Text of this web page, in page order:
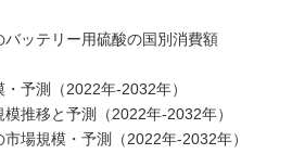
ッテリー用硫酸の国別消費額
予測（2022年-2032年）
推移と予測（2022年-2032年）
場規模・予測（2022年-2032年）